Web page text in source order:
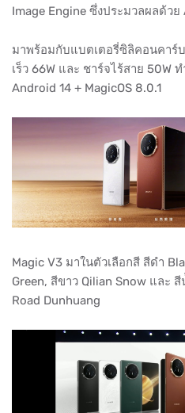
Image Engine ซึ่งประมวลผลด้วย
มาพร้อมกับแบตเตอรี่ซิลิคอนคาร์
เร็ว 66W และ ชาร์จไร้สาย 50W
Android 14 + MagicOS 8.0.1
Magic V3 มาในตัวเลือกสี สีดำ
Green, สีขาว Qilian Snow และ
Road Dunhuang